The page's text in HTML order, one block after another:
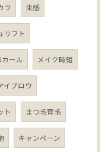
ラ 束感
リフト
カール メイク時短
イブロウ
ト まつ毛育毛
キャンペーン